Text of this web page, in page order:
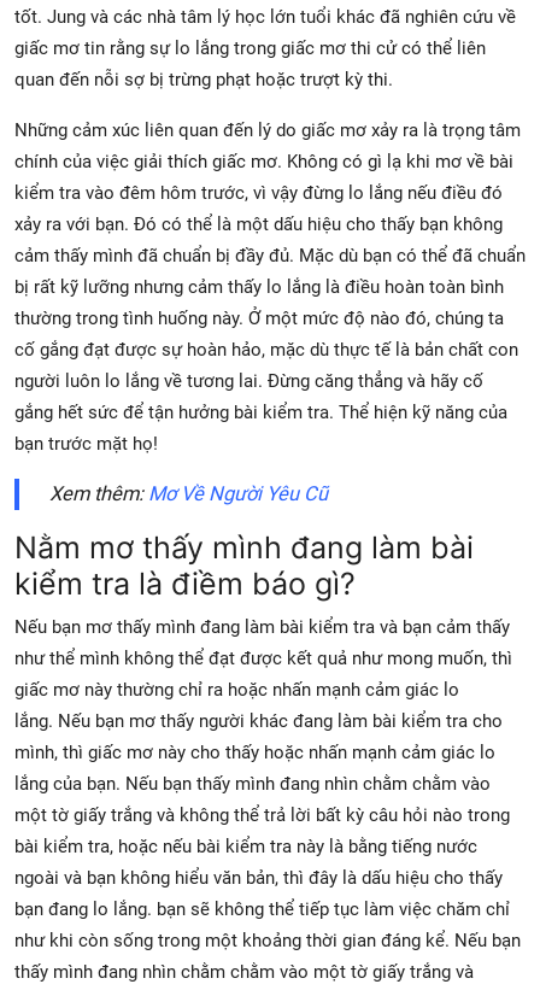
tốt. Jung và các nhà tâm lý học lớn tuổi khác đã nghiên cứu về
giấc mơ tin rằng sự lo lắng trong giấc mơ thi cử có thể liên
quan đến nỗi sợ bị trừng phạt hoặc trượt kỳ thi.
Những cảm xúc liên quan đến lý do giấc mơ xảy ra là trọng tâm
chính của việc giải thích giấc mơ. Không có gì lạ khi mơ về bài
kiểm tra vào đêm hôm trước, vì vậy đừng lo lắng nếu điều đó
xảy ra với bạn. Đó có thể là một dấu hiệu cho thấy bạn không
cảm thấy mình đã chuẩn bị đầy đủ. Mặc dù bạn có thể đã chuẩn
bị rất kỹ lưỡng nhưng cảm thấy lo lắng là điều hoàn toàn bình
thường trong tình huống này. Ở một mức độ nào đó, chúng ta
cố gắng đạt được sự hoàn hảo, mặc dù thực tế là bản chất con
người luôn lo lắng về tương lai. Đừng căng thẳng và hãy cố
gắng hết sức để tận hưởng bài kiểm tra. Thể hiện kỹ năng của
bạn trước mặt họ!
Xem thêm: Mơ Về Người Yêu Cũ
Nằm mơ thấy mình đang làm bài
kiểm tra là điềm báo gì?
Nếu bạn mơ thấy mình đang làm bài kiểm tra và bạn cảm thấy
như thể mình không thể đạt được kết quả như mong muốn, thì
giấc mơ này thường chỉ ra hoặc nhấn mạnh cảm giác lo
lắng. Nếu bạn mơ thấy người khác đang làm bài kiểm tra cho
mình, thì giấc mơ này cho thấy hoặc nhấn mạnh cảm giác lo
lắng của bạn. Nếu bạn thấy mình đang nhìn chằm chằm vào
một tờ giấy trắng và không thể trả lời bất kỳ câu hỏi nào trong
bài kiểm tra, hoặc nếu bài kiểm tra này là bằng tiếng nước
ngoài và bạn không hiểu văn bản, thì đây là dấu hiệu cho thấy
bạn đang lo lắng. bạn sẽ không thể tiếp tục làm việc chăm chỉ
như khi còn sống trong một khoảng thời gian đáng kể. Nếu bạn
thấy mình đang nhìn chằm chằm vào một tờ giấy trắng và